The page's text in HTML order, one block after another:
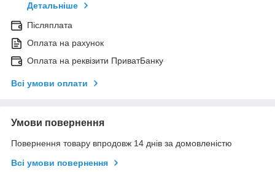
Детальніше
Післяплата
Оплата на рахунок
Оплата на реквізити ПриватБанку
Всі умови оплати
Умови повернення
Повернення товару впродовж 14 днів за домовленістю
Всі умови повернення